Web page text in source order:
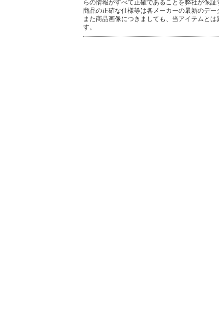
らの情報がすべて正確であることを弊社が保
商品の正確な仕様等は各メーカーの最新のデ
また商品画像につきましても、当アイテムと
す。